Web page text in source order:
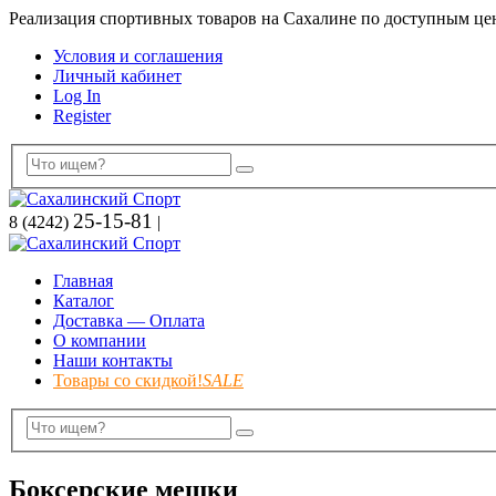
Реализация спортивных товаров на Сахалине по доступным
Условия и соглашения
Личный кабинет
Log In
Register
8 (4242) 25-15-81 |
Главная
Каталог
Доставка — Оплата
О компании
Наши контакты
Товары со скидкой!SALE
Боксерские мешки